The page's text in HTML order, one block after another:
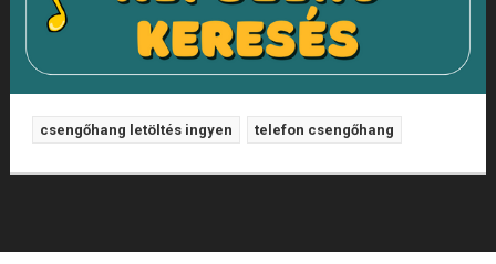
csengőhang letöltés ingyen telefon csengőhang